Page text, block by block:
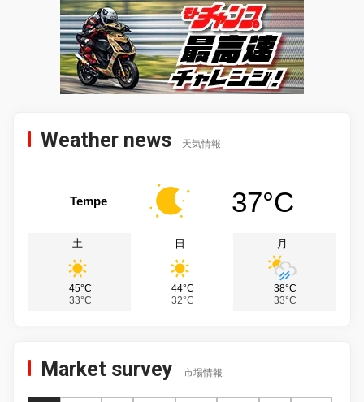
Weather news 天気情報
Tempe 37°C
土
45°C
33°C
日
44°C
32°C
月
38°C
33°C
Market survey 市場情報